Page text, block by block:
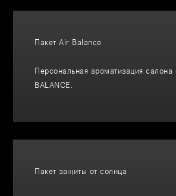
Пакет Air Balance
Персональная ароматизация салона
BALANCE.
Пакет защиты от солнца